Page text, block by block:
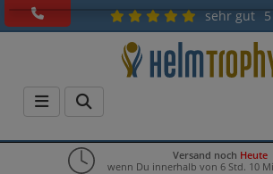
sehr gut
Versand noch Heute
wenn Du innerhalb von 6 Std. 10